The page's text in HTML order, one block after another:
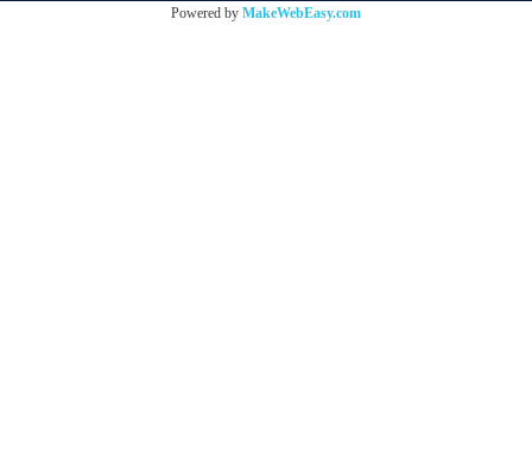
Powered by MakeWebEasy.com